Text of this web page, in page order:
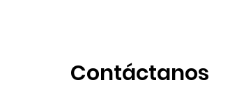
Contáctanos